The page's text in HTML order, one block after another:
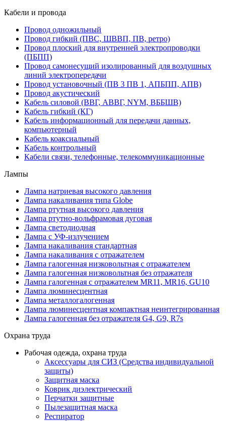
Кабели и провода
Провод одножильный
Провод гибкий (ПВС, ШВВП, ПВ, ретро)
Провод плоский для внутренней электропроводки
(ПБПП)
Провод самонесущий изолированный для воздушных
линий электропередачи
Провод установочный (ПВ 3 ПВ 1, АПБПП, АПВ)
Провод акустический
Кабель силовой (ВВГ, АВВГ, NYM, ВББШВ)
Кабель гибкий (КГ)
Кабель информационный для передачи данных,
компьютерный
Кабель коаксиальный
Кабель контрольный
Кабели связи, телефонные, телекоммуникационные
Лампы
Лампа натриевая высокого давления
Лампа накаливания типа Globe
Лампа ртутная высокого давления
Лампа ртутно-вольфрамовая дуговая
Лампа светодиодная
Лампа с УФ-излучением
Лампа накаливания стандартная
Лампа накаливания с отражателем
Лампа галогенная низковольтная с отражателем
Лампа галогенная низковольтная без отражателя
Лампа галогенная с отражателем MR11, MR16, GU10
Лампа люминесцентная
Лампа металлогалогенная
Лампа люминесцентная компактная неинтегрированная
Лампа галогенная без отражателя G4, G9, R7s
Охрана труда
Рабочая одежда, охрана труда
Аксессуары для СИЗ (Средства индивидуальной
защиты)
Защитная маска
Коврик диэлектрический
Перчатки защитные
Пылезащитная маска
Респиратор